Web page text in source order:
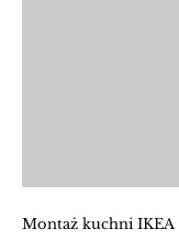
Montaż kuchni IKEA